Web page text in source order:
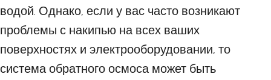
водой. Однако, если у вас часто возникают
проблемы с накипью на всех ваших
поверхностях и электрооборудовании, то
система обратного осмоса может быть